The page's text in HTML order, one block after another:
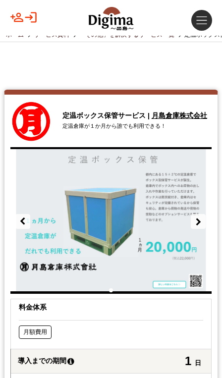
ホーム サービス資料 「その他」を解決するサービス一覧 定温ボック
定温ボックス保管サービス | 月島倉庫株式会社
定温倉庫が１か月から誰でも利用できる！
料金体系
月額費用
導入までの期間 1 日